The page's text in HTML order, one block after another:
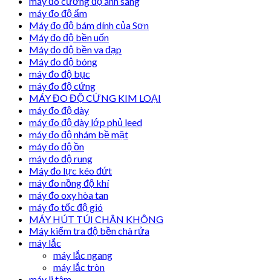
máy đo độ ẩm
Máy đo độ bám dính của Sơn
Máy đo độ bền uốn
Máy đo độ bền va đạp
Máy đo độ bóng
máy đo độ bục
máy đo độ cứng
MÁY ĐO ĐỘ CỨNG KIM LOẠI
máy đo độ dày
máy đo độ dày lớp phủ leed
máy đo độ nhám bề mặt
máy đo độ ồn
máy đo độ rung
Máy đo lực kéo đứt
máy đo nồng độ khí
máy đo oxy hòa tan
máy đo tốc độ gió
MÁY HÚT TÚI CHÂN KHÔNG
Máy kiểm tra độ bền chà rửa
máy lắc
máy lắc ngang
máy lắc tròn